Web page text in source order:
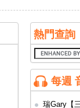
熱門查詢
每週
瑞Gary【